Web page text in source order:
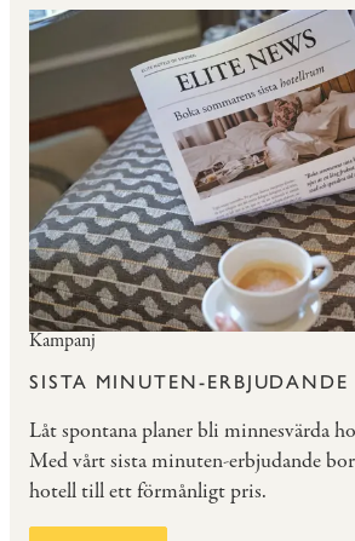
Kampanj
SISTA MINUTEN-ERBJUDANDE
Låt spontana planer bli minnesvärda
Med vårt sista minuten-erbjudande
hotell till ett förmånligt pris.